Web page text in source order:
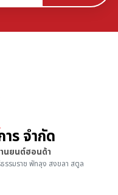
ร จำกัด
นยนต์ฮอนด้า
รรมราช พัทลุง สงขลา สตูล